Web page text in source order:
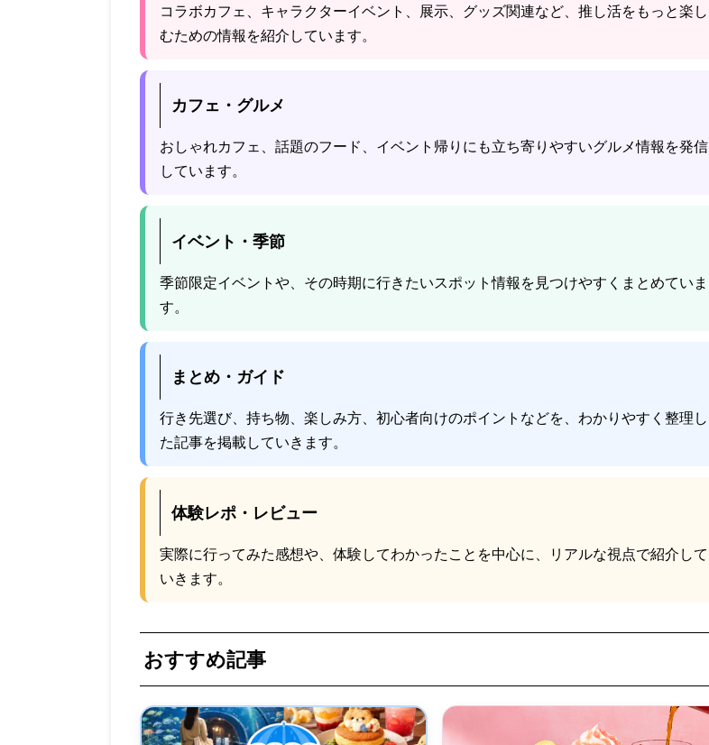
コラボカフェ、キャラクターイベント、展示、グッズ関連など、推し活をもっと楽し
むための情報を紹介しています。
カフェ・グルメ
おしゃれカフェ、話題のフード、イベント帰りにも立ち寄りやすいグルメ情報を発信
しています。
イベント・季節
季節限定イベントや、その時期に行きたいスポット情報を見つけやすくまとめていま
す。
まとめ・ガイド
行き先選び、持ち物、楽しみ方、初心者向けのポイントなどを、わかりやすく整理し
た記事を掲載していきます。
体験レポ・レビュー
実際に行ってみた感想や、体験してわかったことを中心に、リアルな視点で紹介して
いきます。
おすすめ記事